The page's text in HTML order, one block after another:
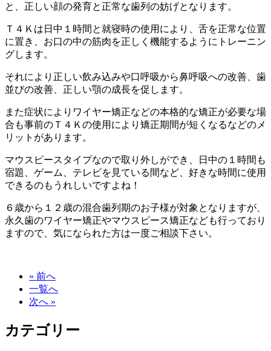
と、正しい顔の発育と正常な歯列の妨げとなります。
Ｔ４Ｋは日中１時間と就寝時の使用により、舌を正常な位置
に置き、お口の中の筋肉を正しく機能するようにトレーニン
グします。
それにより正しい飲み込みや口呼吸から鼻呼吸への改善、歯
並びの改善、正しい顎の成長を促します。
また症状によりワイヤー矯正などの本格的な矯正が必要な場
合も事前のＴ４Ｋの使用により矯正期間が短くなるなどのメ
リットがあります。
マウスピースタイプなので取り外しができ、日中の１時間も
宿題、ゲーム、テレビを見ている間など、好きな時間に使用
できるのもうれしいですよね！
６歳から１２歳の混合歯列期のお子様が対象となりますが、
永久歯のワイヤー矯正やマウスピース矯正なども行っており
ますので、気になられた方は一度ご相談下さい。
« 前へ
一覧へ
次へ »
カテゴリー